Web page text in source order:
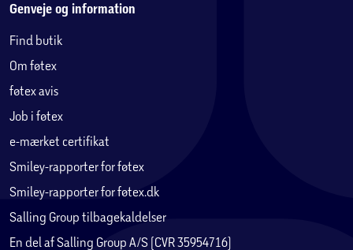
Genveje og information
Find butik
Om føtex
føtex avis
Job i føtex
e-mærket certifikat
Smiley-rapporter for føtex
Smiley-rapporter for føtex.dk
Salling Group tilbagekaldelser
En del af Salling Group A/S (CVR 35954716)